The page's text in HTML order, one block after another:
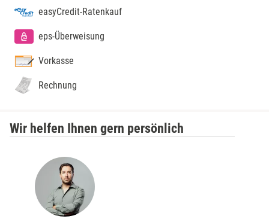
easyCredit-Ratenkauf
eps-Überweisung
Vorkasse
Rechnung
Wir helfen Ihnen gern persönlich
Fürstenfeldbruck
Fürth
Geiselwind
Gelnhausen
Gersfeld